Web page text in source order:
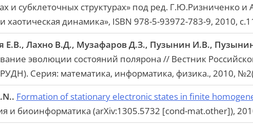
и субклеточных структурах» под ред. Г.Ю.Ризниченко и
динамика», ISBN 978-5-93972-783-9, 2010,
Е.В., Лахно В.Д., Музафаров Д.З., Пузынин И.В.,
эволюции состояний полярона // Вестник
Серия: математика, информатика, физика., 2010,
Formation of stationary electronic states in finite
и биоинформатика (arXiv:1305.5732 [cond-mat.other]),